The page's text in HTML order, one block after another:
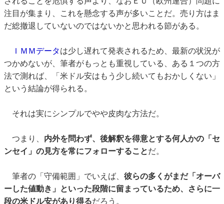
注目が集まり、これを懸念する声が多いことだ。売り方はま
だ総撤退していないのではないかと思われる節がある。
ＩＭＭデータは少し遅れて発表されるため、最新の状況が
つかめないが、筆者がもっとも重視している、ある１つの方
法で測れば、「米ドル安はもう少し続いてもおかしくない」
という結論が得られる。
それは実にシンプルでやや皮肉な方法だ。
つまり、 内外を問わず、後解釈を得意とする何人かの「セ
ンセイ」の見方を常にフォローすることだ。
筆者の「守備範囲」でいえば、 彼らの多くがまだ「オーバ
ーした値動き」といった段階に留まっているため、さらに一
段の米ドル安があり得るだろう。